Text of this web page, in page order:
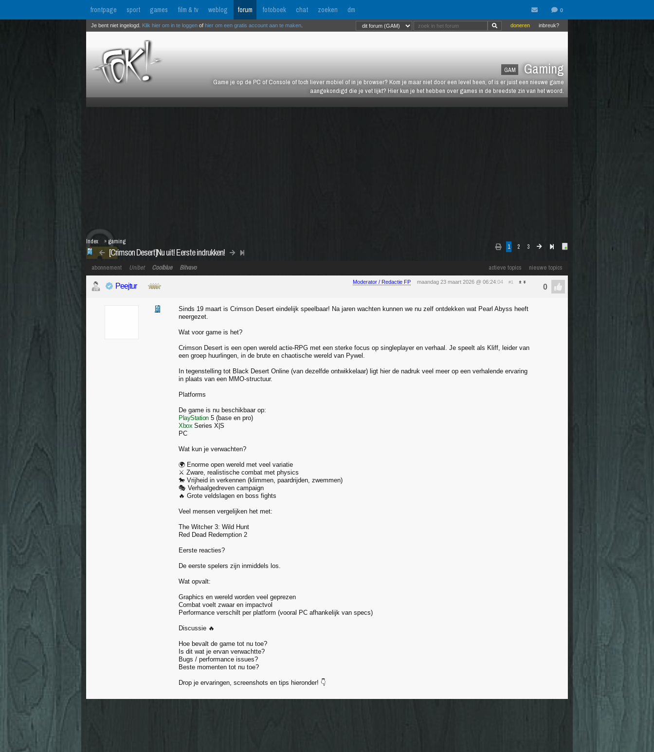
frontpage sport games film & tv weblog forum fotoboek chat zoeken dm
GAM Gaming
Game je op de PC of Console of toch liever mobiel of in je browser? Kom je maar niet door een level heen, of is er juist een nieuwe game
aangekondigd die je vet lijkt? Hier kun je het hebben over games in de breedste zin van het woord.
inbreuk?
doneren
Je bent niet ingelogd. Klik hier om in te loggen of hier om een gratis account aan te maken
1 2 3
[Crimson Desert]Nu uit! Eerste indrukken!
Index » gaming
actieve topics nieuwe topics
abonnement Unibet Coolblue Bitvavo
Moderator / Redactie FP maandag 23 maart 2026 @ 06:24:04 #1
Peejtur
Sinds 19 maart is Crimson Desert eindelijk speelbaar! Na jaren wachten kunnen we nu zelf ontdekken wat Pearl Abyss heeft
neergezet.
Wat voor game is het?
Crimson Desert is een open wereld actie-RPG met een sterke focus op singleplayer en verhaal. Je speelt als Kliff, leider van
een groep huurlingen, in de brute en chaotische wereld van Pywel.
In tegenstelling tot Black Desert Online (van dezelfde ontwikkelaar) ligt hier de nadruk veel meer op een verhalende ervaring
in plaats van een MMO-structuur.
Platforms
De game is nu beschikbaar op:
PlayStation5 (base en pro)
XboxSeries X|S
PC
Wat kun je verwachten?
🌍 Enorme open wereld met veel variatie
⚔️ Zware, realistische combat met physics
🐎 Vrijheid in verkennen (klimmen, paardrijden, zwemmen)
🎭 Verhaalgedreven campaign
🔥 Grote veldslagen en boss fights
Veel mensen vergelijken het met:
The Witcher 3: Wild Hunt
Red Dead Redemption 2
Eerste reacties?
De eerste spelers zijn inmiddels los.
Wat opvalt:
Graphics en wereld worden veel geprezen
Combat voelt zwaar en impactvol
Performance verschilt per platform (vooral PC afhankelijk van specs)
Discussie 🔥
Hoe bevalt de game tot nu toe?
Is dit wat je ervan verwachtte?
Bugs / performance issues?
Beste momenten tot nu toe?
Drop je ervaringen, screenshots en tips hieronder! 👇